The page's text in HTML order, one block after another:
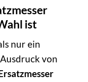
ist
nur ein
von